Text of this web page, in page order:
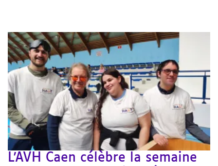
L'AVH Caen célèbre la semaine